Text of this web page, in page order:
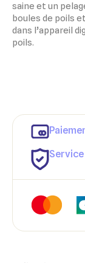
saine et un
boules de poils
dans l’appareil
poils.